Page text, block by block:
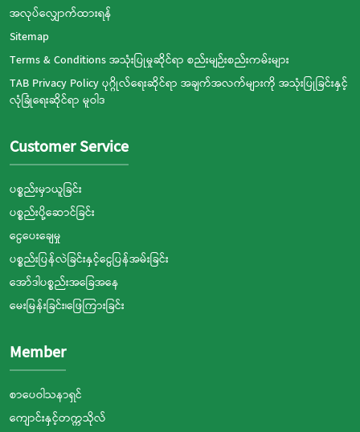
အလုပ်လျှောက်ထားရန်
Sitemap
Terms & Conditions အသုံးပြုမှုဆိုင်ရာ စည်းမျဉ်းစည်းကမ်းများ
TAB Privacy Policy ပုဂ္ဂိုလ်ရေးဆိုင်ရာ အချက်အလက်များကို အသုံးပြုခြင်းနှင့်
လုံခြုံရေးဆိုင်ရာ မူဝါဒ
Customer Service
ပစ္စည်းမှာယူခြင်း
ပစ္စည်းပို့ဆောင်ခြင်း
ငွေပေးချေမှု
ပစ္စည်းပြန်လဲခြင်းနှင့်ငွေပြန်အမ်းခြင်း
အော်ဒါပစ္စည်းအခြေအနေ
မေးမြန်းခြင်း၊ဖြေကြားခြင်း
Member
စာပေဝါသနာရှင်
ကျောင်းနှင့်တက္ကသိုလ်